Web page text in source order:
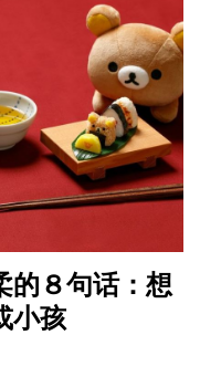
的８句话：想
小孩